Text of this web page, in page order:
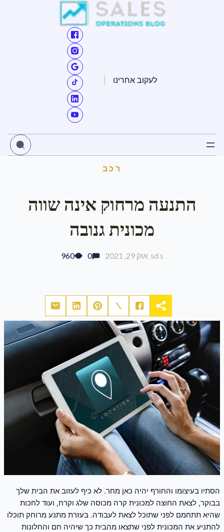
לעקוב אחרינו
רכב
התנעה מרחוק אינה שווה
מכונית גנובה
sd s אוק 29, 2021 0
960
הסתיו בעיצומו והחורף יהיה כאן מחר. לא כיף לעזוב את הבית שלך
בבוקר, לצאת החוצה למכונית קרה מכוסה שלג וקרח, ועוד לחכות
שהיא תתחמם לפני שתוכל לצאת לעבודה. בעזרת מתנע מרוחק תוכלו
להתניע את המכונית לפני שתצאו מהבית כך שיהיה חם והחלונות